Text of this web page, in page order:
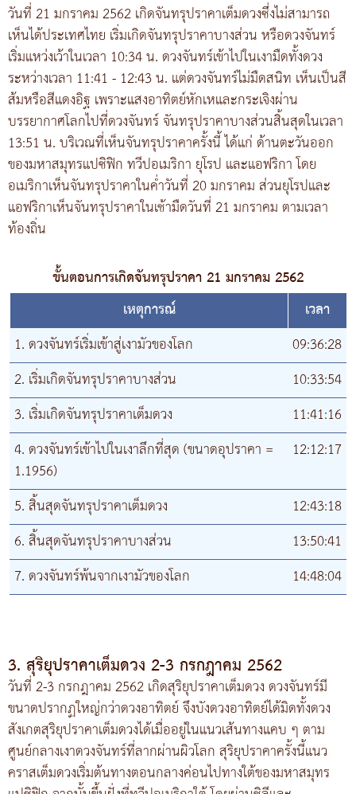
วันที่ 21 มกราคม 2562 เกิดจันทรุปราคาเต็มดวงซึ่งไม่สามารถ
เห็นได้ประเทศไทย เริ่มเกิดจันทรุปราคาบางส่วน หรือดวงจันทร์
เริ่มแหว่งเว้าในเวลา 10:34 น. ดวงจันทร์เข้าไปในเงามืดทั้งดวง
ระหว่างเวลา 11:41 - 12:43 น. แต่ดวงจันทร์ไม่มืดสนิท เห็นเป็นสี
ส้มหรือสีแดงอิฐ เพราะแสงอาทิตย์หักเหและกระเจิงผ่าน
บรรยากาศโลกไปที่ดวงจันทร์ จันทรุปราคาบางส่วนสิ้นสุดในเวลา
13:51 น. บริเวณที่เห็นจันทรุปราคาครั้งนี้ ได้แก่ ด้านตะวันออก
ของมหาสมุทรแปซิฟิก ทวีปอเมริกา ยุโรป และแอฟริกา โดย
อเมริกาเห็นจันทรุปราคาในค่ำวันที่ 20 มกราคม ส่วนยุโรปและ
แอฟริกาเห็นจันทรุปราคาในเช้ามืดวันที่ 21 มกราคม ตามเวลา
ท้องถิ่น
ขั้นตอนการเกิดจันทรุปราคา 21 มกราคม 2562
เหตุการณ์
เวลา
1. ดวงจันทร์เริ่มเข้าสู่เงามัวของโลก
09:36:28
2. เริ่มเกิดจันทรุปราคาบางส่วน
10:33:54
3. เริ่มเกิดจันทรุปราคาเต็มดวง
11:41:16
4. ดวงจันทร์เข้าไปในเงาลึกที่สุด (ขนาดอุปราคา =
1.1956)
12:12:17
5. สิ้นสุดจันทรุปราคาเต็มดวง
12:43:18
6. สิ้นสุดจันทรุปราคาบางส่วน
13:50:41
7. ดวงจันทร์พ้นจากเงามัวของโลก
14:48:04
3. สุริยุปราคาเต็มดวง 2-3 กรกฎาคม 2562
วันที่ 2-3 กรกฎาคม 2562 เกิดสุริยุปราคาเต็มดวง ดวงจันทร์มี
ขนาดปรากฏใหญ่กว่าดวงอาทิตย์ จึงบังดวงอาทิตย์ได้มิดทั้งดวง
สังเกตสุริยุปราคาเต็มดวงได้เมื่ออยู่ในแนวเส้นทางแคบ ๆ ตาม
ศูนย์กลางเงาดวงจันทร์ที่ลากผ่านผิวโลก สุริยุปราคาครั้งนี้แนว
คราสเต็มดวงเริ่มต้นทางตอนกลางค่อนไปทางใต้ของมหาสมุทร